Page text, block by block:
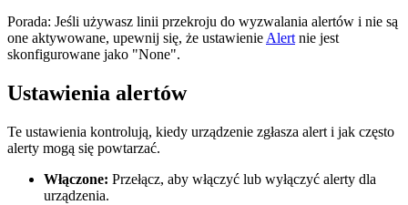
Porada: Jeśli używasz linii przekroju do wyzwalania alertów i nie są
one aktywowane, upewnij się, że ustawienie Alert nie jest
skonfigurowane jako "None".
Ustawienia alertów
Te ustawienia kontrolują, kiedy urządzenie zgłasza alert i jak często
alerty mogą się powtarzać.
Włączone: Przełącz, aby włączyć lub wyłączyć alerty dla
urządzenia.